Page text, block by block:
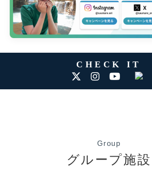
CHECK IT
Group
グループ施設